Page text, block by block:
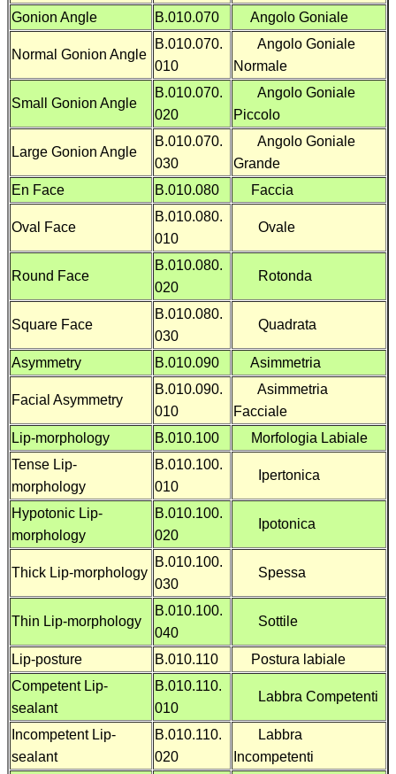
Gonion Angle B.010.070 Angolo Goniale
Normal Gonion Angle
B.010.070.
010
Angolo Goniale
Normale
Small Gonion Angle
B.010.070.
020
Angolo Goniale
Piccolo
Large Gonion Angle
B.010.070.
030
Angolo Goniale
Grande
En Face
B.010.080 Faccia
Oval Face
B.010.080.
010
Ovale
Round Face
B.010.080.
020
Rotonda
Square Face
B.010.080.
030
Quadrata
Asymmetry B.010.090 Asimmetria
Facial Asymmetry
B.010.090.
010
Asimmetria
Facciale
Lip-morphology
B.010.100
Morfologia Labiale
Tense Lip-
morphology
B.010.100.
010
Ipertonica
Hypotonic Lip-
morphology
B.010.100.
020
Ipotonica
Thick Lip-morphology
B.010.100.
030
Spessa
Thin Lip-morphology
B.010.100.
040
Sottile
Lip-posture B.010.110
Postura labiale
Competent Lip-
sealant
B.010.110.
010
Labbra Competenti
Incompetent Lip-
sealant
B.010.110.
020
Labbra
Incompetenti